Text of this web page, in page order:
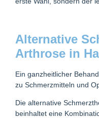
Alternative
Arthrose in
Ein ganzheitlicher
zu Schmerzmitteln und
Die alternative
beinhaltet eine